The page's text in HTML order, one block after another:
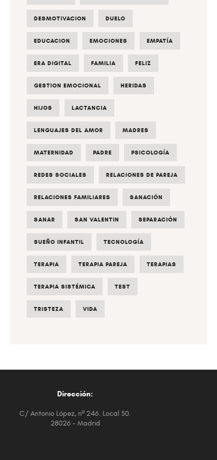
DESMOTIVACION DUELO
EDUCACION EMOCIONES EMPATÍA
ERA DIGITAL FAMILIA FELIZ
GESTION EMOCIONAL HERIDAS
HIJOS LACTANCIA
LENGUAJES DEL AMOR MADRES
MATERNIDAD PADRE PSICOLOGÍA
REDES SOCIALES RELACIONES DE PAREJA
RELACIONES FAMILIARES SANACIÓN
SANAR SAN VALENTIN SEPARACIÓN
SUEÑO INFANTIL TECNOLOGÍA
TERAPIA TERAPIA PAREJA TERAPIAS
TERAPIA SISTÉMICA TEST
TRISTEZA VIDA
Dirección:
C/ Antonio López, nº 246. Local 50.
28026 – Madrid